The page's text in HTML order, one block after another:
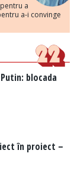
a
a-i convinge
blocada
în proiect –